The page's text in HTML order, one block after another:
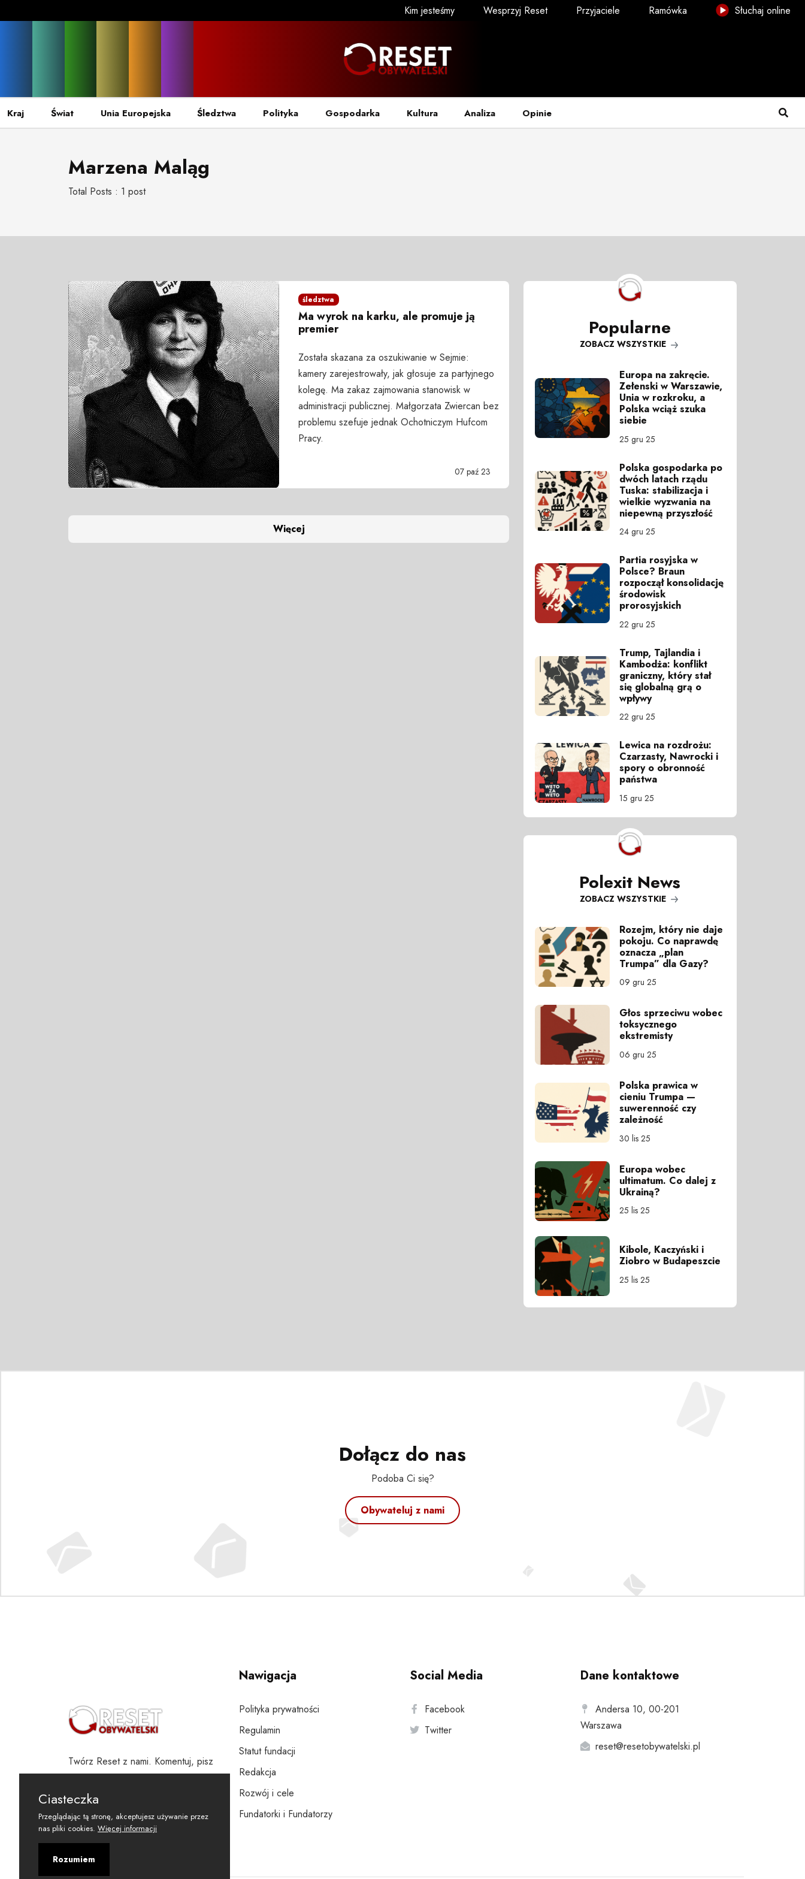
Kim jesteśmy Wesprzyj Reset Przyjaciele Ramówka Słuchaj online
Kraj Świat Unia Europejska Śledztwa Polityka Gospodarka Kultura Analiza Opinie
Marzena Maląg
Total Posts : 1 post
śledztwa
Ma wyrok na karku, ale promuje ją
premier
Została skazana za oszukiwanie w Sejmie:
kamery zarejestrowały, jak głosuje za partyjnego
kolegę. Ma zakaz zajmowania stanowisk w
administracji publicznej. Małgorzata Zwiercan bez
problemu szefuje jednak Ochotniczym Hufcom
Pracy.
07 paź 23
Więcej
Popularne
ZOBACZ WSZYSTKIE
Europa na zakręcie.
Zełenski w Warszawie,
Unia w rozkroku, a
Polska wciąż szuka
siebie
25 gru 25
Polska gospodarka po
dwóch latach rządu
Tuska: stabilizacja i
wielkie wyzwania na
niepewną przyszłość
24 gru 25
Partia rosyjska w
Polsce? Braun
rozpoczął konsolidację
środowisk
prorosyjskich
22 gru 25
Trump, Tajlandia i
Kambodża: konflikt
graniczny, który stał
się globalną grą o
wpływy
22 gru 25
Lewica na rozdrożu:
Czarzasty, Nawrocki i
spory o obronność
państwa
15 gru 25
Polexit News
ZOBACZ WSZYSTKIE
Rozejm, który nie daje
pokoju. Co naprawdę
oznacza „plan
Trumpa” dla Gazy?
09 gru 25
Głos sprzeciwu wobec
toksycznego
ekstremisty
06 gru 25
Polska prawica w
cieniu Trumpa —
suwerenność czy
zależność
30 lis 25
Europa wobec
ultimatum. Co dalej z
Ukrainą?
25 lis 25
Kibole, Kaczyński i
Ziobro w Budapeszcie
25 lis 25
Dołącz do nas
Podoba Ci się?
Obywateluj z nami
Twórz Reset z nami. Komentuj, pisz
i wspieraj
Nawigacja
Polityka prywatności
Regulamin
Statut fundacji
Redakcja
Rozwój i cele
Fundatorki i Fundatorzy
Social Media
Facebook
Twitter
Dane kontaktowe
Andersa 10, 00-201
Warszawa
reset@resetobywatelski.pl
Ciasteczka
Przeglądając tą stronę, akceptujesz używanie przez
nas pliki cookies. Więcej informacji
Rozumiem